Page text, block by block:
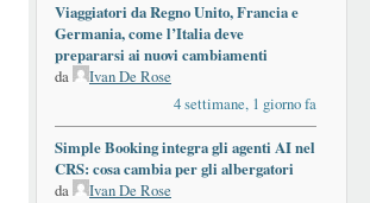
Viaggiatori da Regno Unito, Francia e
Germania, come l’Italia deve
prepararsi ai nuovi cambiamenti
da
Ivan De Rose
4 settimane, 1 giorno fa
Simple Booking integra gli agenti AI nel
CRS: cosa cambia per gli albergatori
da
Ivan De Rose